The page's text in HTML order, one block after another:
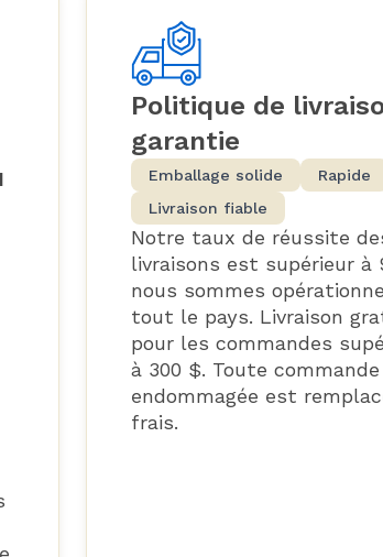
Politique de
garantie
Emballage solide
Rapide
Livraison fiable
Notre taux de réussite
livraisons est supérieur à
nous sommes
tout le pays. Livraison
pour les commandes
à 300 $. Toute commande
endommagée est
frais.